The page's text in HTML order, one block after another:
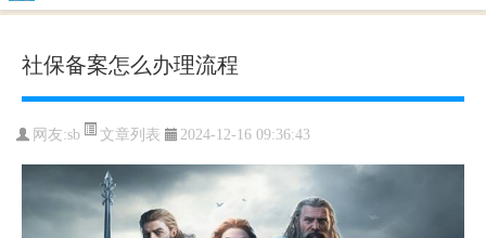
社保备案怎么办理流程
网友:sb 文章列表 2024-12-16 09:36:43